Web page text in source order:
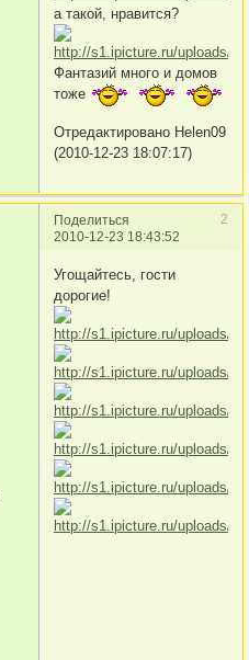
а такой, нравится?
Фантазий много и домов
тоже
Отредактировано Helen09
(2010-12-23 18:07:17)
Поделиться
2
2010-12-23 18:43:52
Угощайтесь, гости
дорогие!